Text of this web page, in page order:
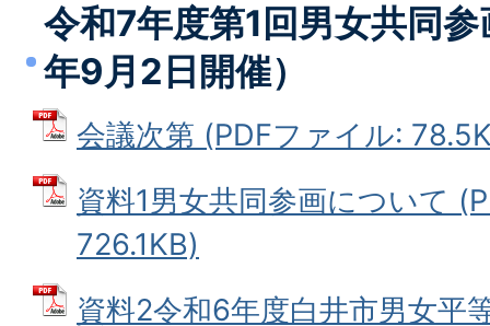
令和7年度第1回男女共同
年9月2日開催）
会議次第 (PDFファイル:
資料1男女共同参画について
726.1KB)
資料2令和6年度白井市男女平